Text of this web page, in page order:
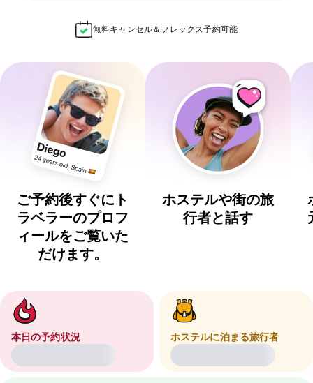
無料キャンセル＆フレックス予約可能
ご予約後すぐにト
ラベラーのプロフ
ィールをご覧いた
だけます。
ホステルや街の旅
行者と話す
本日の予約状況 ホステルに泊まる旅行者